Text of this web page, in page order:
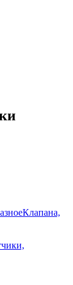
Клапана,